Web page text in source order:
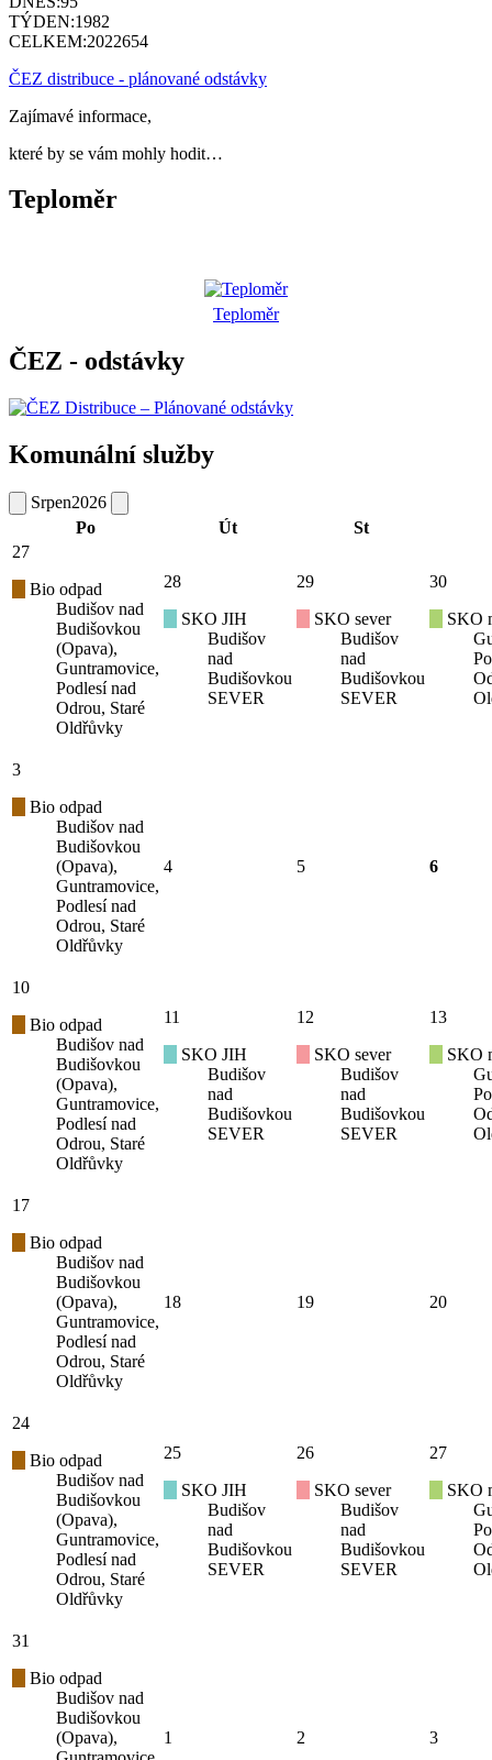
TÝDEN:1982
CELKEM:2022654
ČEZ distribuce - plánované odstávky
Zajímavé informace,
které by se vám mohly hodit…
Teploměr
Teploměr
ČEZ - odstávky
Komunální služby
Srpen2026
Po
Út
St
27
Bio odpad
Budišov nad
Budišovkou
(Opava),
Guntramovice,
Podlesí nad
Odrou, Staré
Oldřůvky
28
SKO JIH
Budišov
nad
Budišovkou
SEVER
29
SKO sever
Budišov
nad
Budišovkou
SEVER
30
SKO
3
Bio odpad
Budišov nad
Budišovkou
(Opava),
Guntramovice,
Podlesí nad
Odrou, Staré
Oldřůvky
4 5 6
10
Bio odpad
Budišov nad
Budišovkou
(Opava),
Guntramovice,
Podlesí nad
Odrou, Staré
Oldřůvky
11
SKO JIH
Budišov
nad
Budišovkou
SEVER
12
SKO sever
Budišov
nad
Budišovkou
SEVER
13
SKO
17
Bio odpad
Budišov nad
Budišovkou
(Opava),
Guntramovice,
Podlesí nad
Odrou, Staré
Oldřůvky
18 19 20
24
Bio odpad
Budišov nad
Budišovkou
(Opava),
Guntramovice,
Podlesí nad
Odrou, Staré
Oldřůvky
25
SKO JIH
Budišov
nad
Budišovkou
SEVER
26
SKO sever
Budišov
nad
Budišovkou
SEVER
27
SKO
31
Bio odpad
Budišov nad
Budišovkou
(Opava),
1 2 3